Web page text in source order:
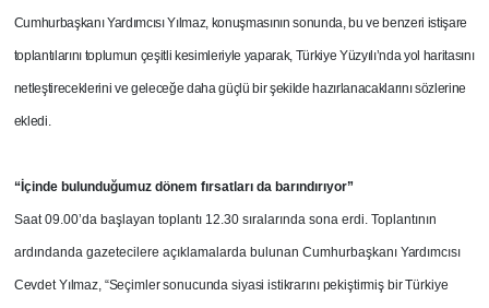
Cumhurbaşkanı Yardımcısı Yılmaz, konuşmasının sonunda, bu ve benzeri istişare
toplantılarını toplumun çeşitli kesimleriyle yaparak, Türkiye Yüzyılı’nda yol haritasını
netleştireceklerini ve geleceğe daha güçlü bir şekilde hazırlanacaklarını sözlerine
ekledi.
“İçinde bulunduğumuz dönem fırsatları da barındırıyor”
Saat 09.00’da başlayan toplantı 12.30 sıralarında sona erdi. Toplantının
ardındanda gazetecilere açıklamalarda bulunan Cumhurbaşkanı Yardımcısı
Cevdet Yılmaz, “Seçimler sonucunda siyasi istikrarını pekiştirmiş bir Türkiye